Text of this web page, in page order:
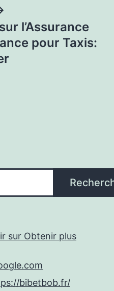
l’Assurance
pour Taxis:
sur Obtenir plus
bibetbob.fr/